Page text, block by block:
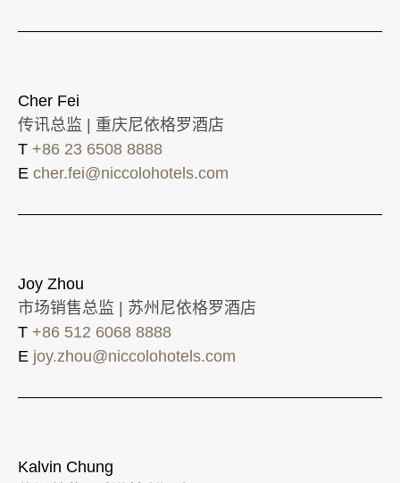
Cher Fei
传讯总监 | 重庆尼依格罗酒店
T +86 23 6508 8888
E cher.fei@niccolohotels.com
Joy Zhou
市场销售总监 | 苏州尼依格罗酒店
T +86 512 6068 8888
E joy.zhou@niccolohotels.com
Kalvin Chung